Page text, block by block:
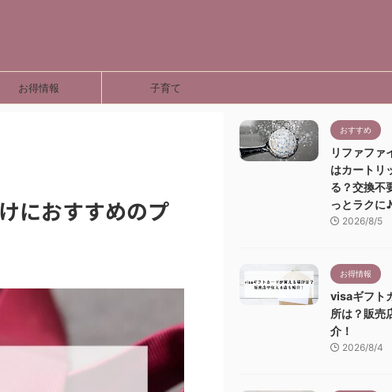
お得情報 子育て
におすすめのプ
おすすめ
リファファ
はカートリ
る？交換不
っとラクに♪
2026/8/5
お得情報
visaギフト
所は？販売
介！
2026/8/4